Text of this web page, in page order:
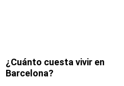
¿Cuánto cuesta vivir en
Barcelona?